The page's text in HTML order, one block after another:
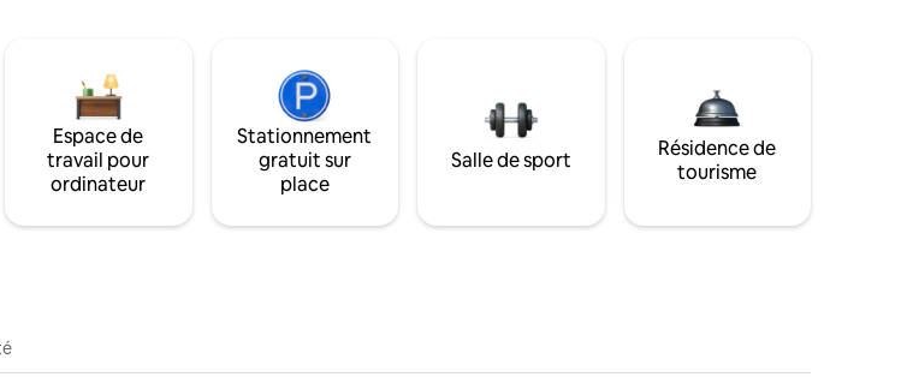
Espace de
travail pour
ordinateur
Stationnement
gratuit sur
place
Salle de sport
Résidence de
tourisme